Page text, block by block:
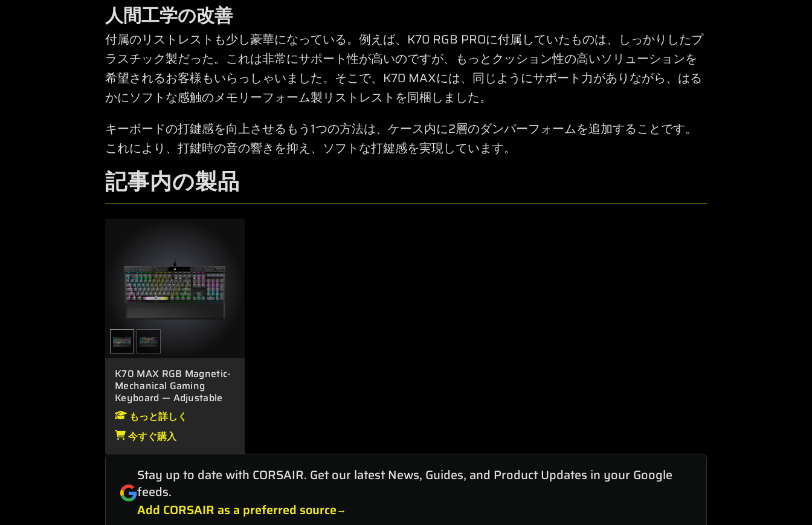
人間工学の改善
付属のリストレストも少し豪華になっている。例えば、K70 RGB PROに付属していたものは、しっかりしたプ
ラスチック製だった。これは非常にサポート性が高いのですが、もっとクッション性の高いソリューションを
希望されるお客様もいらっしゃいました。そこで、K70 MAXには、同じようにサポート力がありながら、はる
かにソフトな感触のメモリーフォーム製リストレストを同梱しました。
キーボードの打鍵感を向上させるもう1つの方法は、ケース内に2層のダンパーフォームを追加することです。
これにより、打鍵時の音の響きを抑え、ソフトな打鍵感を実現しています。
記事内の製品
K70 MAX RGB Magnetic-
Mechanical Gaming
Keyboard — Adjustable
CORSAIR MGX Switches
— Steel Grey
もっと詳しく
今すぐ購入
Stay up to date with CORSAIR. Get our latest News, Guides, and Product Updates in your Google
feeds.
Add CORSAIR as a preferred source